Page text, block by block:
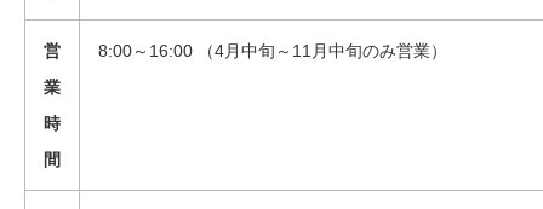
営
業
時
間
8:00～16:00 （4月中旬～11月中旬のみ営業）